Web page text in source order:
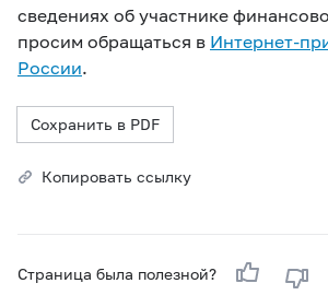
сведениях об участнике
просим обращаться в Интернет-
России.
Сохранить в PDF
Копировать ссылку
Страница была полезной?